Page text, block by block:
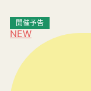
NEW
開催予告